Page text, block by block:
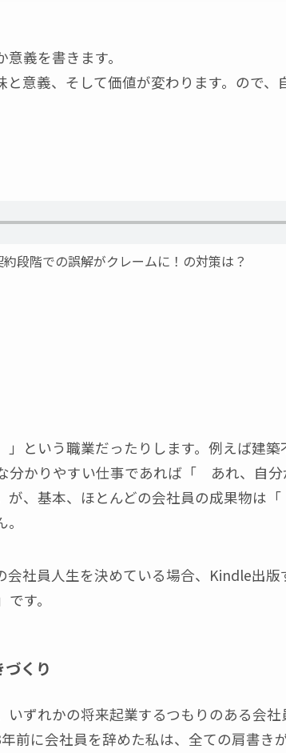
義を書きます。
と意義、そして価値が変わります。ので
段階での誤解がクレームに！の対策は？
いう職業だったりします。例えば建築
分かりやすい仕事であれば「 あれ、自
が、基本、ほとんどの会社員の成果物は
会社員人生を決めている場合、Kindle出
す。
づくり
いずれかの将来起業するつもりのある会
前に会社員を辞めた私は、全ての肩書き